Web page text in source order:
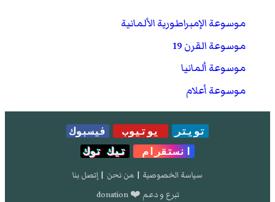
موسوعة الإمبراطورية الألمانية
موسوعة القرن 19
موسوعة ألمانيا
موسوعة أعلام
تويتر يوتيوب
فيسبوك
انستقرام
تيك توك
سياسة الخصوصية | من نحن | إتصل بنا
تبرع و دعم ❤️ donation